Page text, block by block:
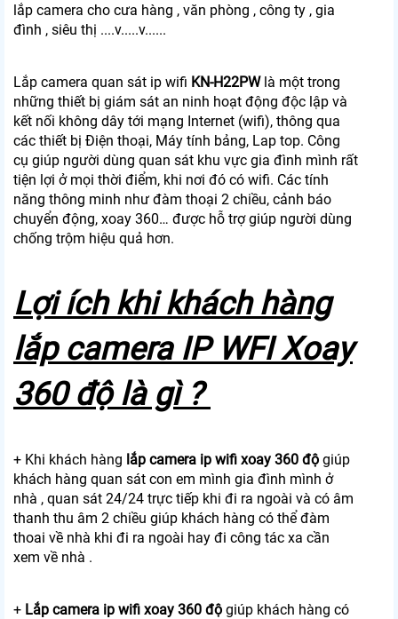
lắp camera cho cưa hàng , văn phòng , công ty , gia
đình , siêu thị ....v.....v......
Lắp camera quan sát ip wifi KN-H22PWlà một trong
những thiết bị giám sát an ninh hoạt động độc lập và
kết nối không dây tới mạng Internet (wifi), thông qua
các thiết bị Điện thoại, Máy tính bảng, Lap top. Công
cụ giúp người dùng quan sát khu vực gia đình mình rất
tiện lợi ở mọi thời điểm, khi nơi đó có wifi. Các tính
năng thông minh như đàm thoại 2 chiều, cảnh báo
chuyển động, xoay 360… được hỗ trợ giúp người dùng
chống trộm hiệu quả hơn.
Lợi ích khi khách hàng
lắp camera IP WFI Xoay
360 độ là gì ?
+ Khi khách hàng lắp camera ip wifi xoay 360 độ giúp
khách hàng quan sát con em mình gia đình mình ở
nhà , quan sát 24/24 trực tiếp khi đi ra ngoài và có âm
thanh thu âm 2 chiều giúp khách hàng có thể đàm
thoai về nhà khi đi ra ngoài hay đi công tác xa cần
xem về nhà .
+ Lắp camera ip wifi xoay 360 độ giúp khách hàng có